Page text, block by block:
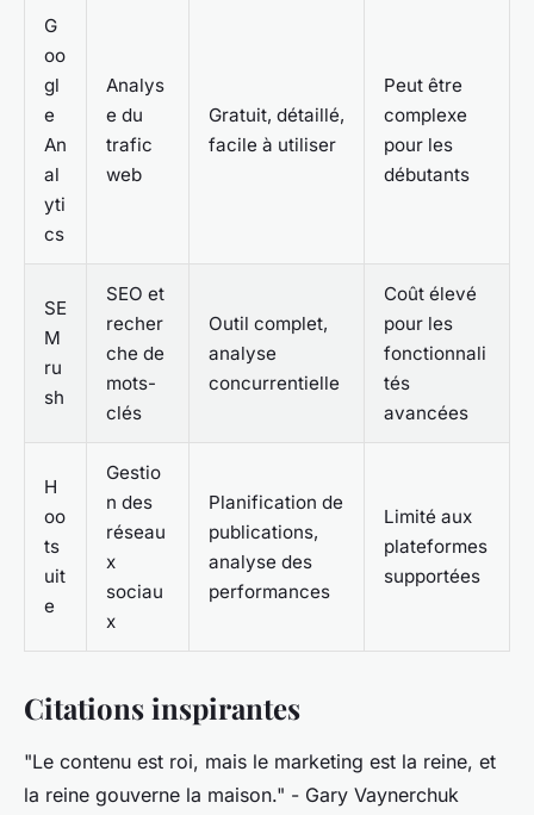
G
oo
gl
e
An
al
yti
cs
Analys
e du
trafic
web
Gratuit, détaillé,
facile à utiliser
Peut être
complexe
pour les
débutants
SE
M
ru
sh
SEO et
recher
che de
mots-
clés
Outil complet,
analyse
concurrentielle
Coût élevé
pour les
fonctionnali
tés
avancées
H
oo
ts
uit
e
Gestio
n des
réseau
x
sociau
x
Planification de
publications,
analyse des
performances
Limité aux
plateformes
supportées
Citations inspirantes
"Le contenu est roi, mais le marketing est la reine, et
la reine gouverne la maison." - Gary Vaynerchuk